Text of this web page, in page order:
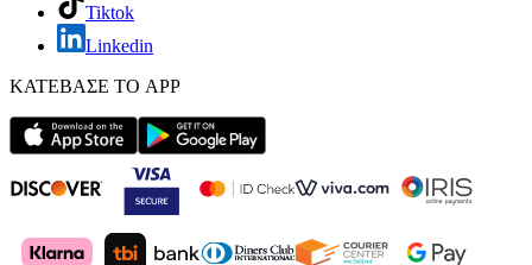
Tiktok
Linkedin
ΚΑΤΕΒΑΣΕ ΤΟ APP